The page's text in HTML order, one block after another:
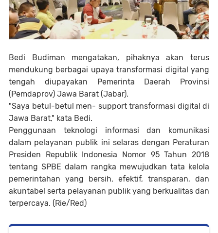
Bedi Budiman mengatakan, pihaknya akan terus
mendukung berbagai upaya transformasi digital yang
tengah diupayakan Pemerinta Daerah Provinsi
(Pemdaprov) Jawa Barat (Jabar).
"Saya betul-betul men- support transformasi digital di
Jawa Barat," kata Bedi.
Penggunaan teknologi informasi dan komunikasi
dalam pelayanan publik ini selaras dengan Peraturan
Presiden Republik Indonesia Nomor 95 Tahun 2018
tentang SPBE dalam rangka mewujudkan tata kelola
pemerintahan yang bersih, efektif, transparan, dan
akuntabel serta pelayanan publik yang berkualitas dan
terpercaya. (Rie/Red)